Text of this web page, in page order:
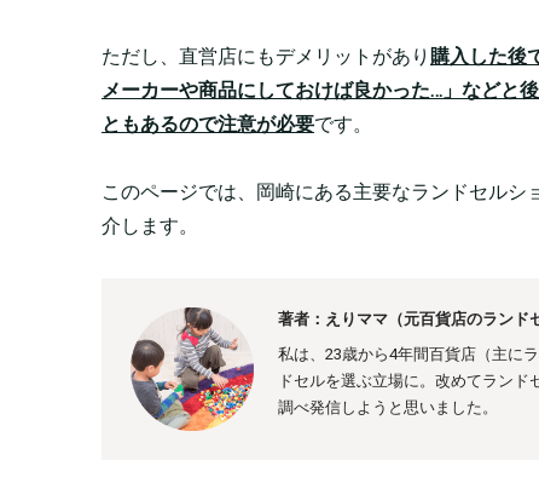
ただし、直営店にもデメリットがあり 購入した後
メーカーや商品にしておけば良かった…」などと
ともあるので注意が必要です。
このページでは、岡崎にある主要なランドセル
介します。
著者：えりママ（元百貨店のランド
私は、23歳から4年間百貨店（主に
ドセルを選ぶ立場に。 改めてランド
調べ発信しようと思いました。